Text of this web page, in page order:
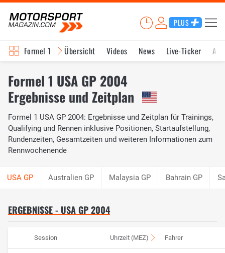
PLUS
Formel 1 Übersicht Videos News Live-Ticker
Formel 1 USA GP 2004
Ergebnisse und Zeitplan
Formel 1 USA GP 2004: Ergebnisse und Zeitplan für Trainings,
Qualifying und Rennen inklusive Positionen, Startaufstellung,
Rundenzeiten, Gesamtzeiten und weiteren Informationen zum
Rennwochenende
Australien GP Malaysia GP Bahrain GP
ERGEBNISSE - USA GP 2004
Session Uhrzeit (MEZ) Fahrer